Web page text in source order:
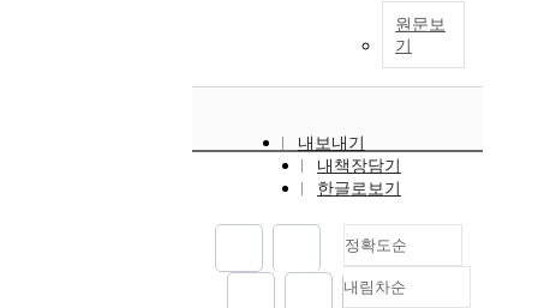
원문보
기
내보내기
내책장담기
한글로보기
정확도순
정확도
내림차순